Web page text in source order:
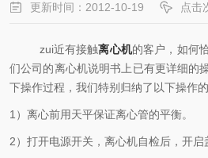
更新时间：2012-10-19 点击
zui近有接触离心机的客户，如何
们公司的离心机说明书上已有更详细的
下操作过程，我们特别归纳了以下操作
1）离心前用天平保证离心管的平衡。
2）打开电源开关，离心机自检后，开启